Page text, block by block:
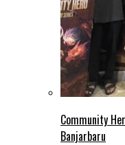
Community
Banjarbaru